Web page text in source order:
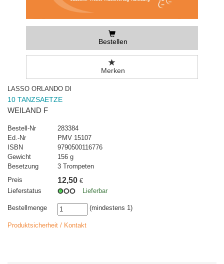
Bestellen
Merken
LASSO ORLANDO DI
10 TANZSAETZE
WEILAND F
Bestell-Nr
283384
Ed.-Nr
PMV 15107
ISBN
9790500116776
Gewicht
156 g
Besetzung
3 Trompeten
Preis
12,50 €
Lieferstatus
Lieferbar
Bestellmenge (mindestens 1)
Produktsicherheit / Kontakt